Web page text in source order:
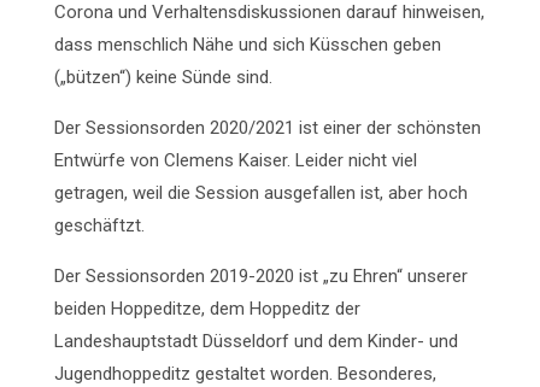
Corona und Verhaltensdiskussionen darauf hinweisen,
dass menschlich Nähe und sich Küsschen geben
(„bützen“) keine Sünde sind.
Der Sessionsorden 2020/2021 ist einer der schönsten
Entwürfe von Clemens Kaiser. Leider nicht viel
getragen, weil die Session ausgefallen ist, aber hoch
geschäftzt.
Der Sessionsorden 2019-2020 ist „zu Ehren“ unserer
beiden Hoppeditze, dem Hoppeditz der
Landeshauptstadt Düsseldorf und dem Kinder- und
Jugendhoppeditz gestaltet worden. Besonderes,